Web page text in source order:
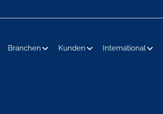
Branchen Kunden International